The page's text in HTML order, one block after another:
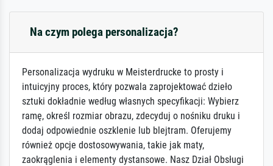
Na czym polega personalizacja?
Personalizacja wydruku w Meisterdrucke to prosty i
intuicyjny proces, który pozwala zaprojektować dzieło
sztuki dokładnie według własnych specyfikacji: Wybierz
ramę, określ rozmiar obrazu, zdecyduj o nośniku druku i
dodaj odpowiednie oszklenie lub blejtram. Oferujemy
również opcje dostosowywania, takie jak maty,
zaokrąglenia i elementy dystansowe. Nasz Dział Obsługi